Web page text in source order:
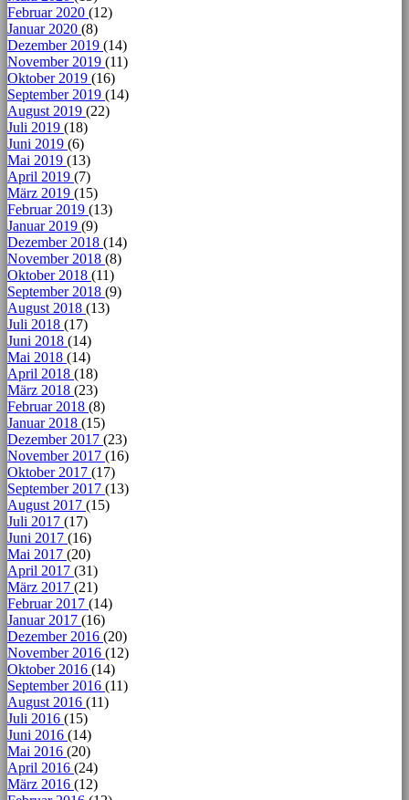
Februar 2020 (12)
Januar 2020 (8)
Dezember 2019 (14)
November 2019 (11)
Oktober 2019 (16)
September 2019 (14)
August 2019 (22)
Juli 2019 (18)
Juni 2019 (6)
Mai 2019 (13)
April 2019 (7)
März 2019 (15)
Februar 2019 (13)
Januar 2019 (9)
Dezember 2018 (14)
November 2018 (8)
Oktober 2018 (11)
September 2018 (9)
August 2018 (13)
Juli 2018 (17)
Juni 2018 (14)
Mai 2018 (14)
April 2018 (18)
März 2018 (23)
Februar 2018 (8)
Januar 2018 (15)
Dezember 2017 (23)
November 2017 (16)
Oktober 2017 (17)
September 2017 (13)
August 2017 (15)
Juli 2017 (17)
Juni 2017 (16)
Mai 2017 (20)
April 2017 (31)
März 2017 (21)
Februar 2017 (14)
Januar 2017 (16)
Dezember 2016 (20)
November 2016 (12)
Oktober 2016 (14)
September 2016 (11)
August 2016 (11)
Juli 2016 (15)
Juni 2016 (14)
Mai 2016 (20)
April 2016 (24)
März 2016 (12)